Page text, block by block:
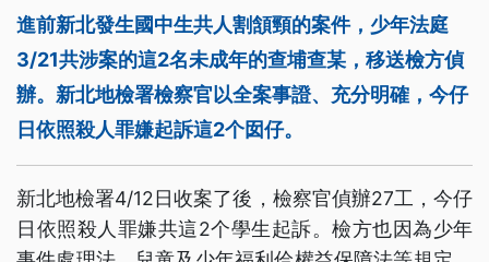
進前新北發生國中生共人割頷頸的案件，少年法庭
3/21共涉案的這2名未成年的查埔查某，移送檢方偵
辦。新北地檢署檢察官以全案事證、充分明確，今仔
日依照殺人罪嫌起訴這2个囡仔。
新北地檢署4/12日收案了後，檢察官偵辦27工，今仔
日依照殺人罪嫌共這2个學生起訴。檢方也因為少年